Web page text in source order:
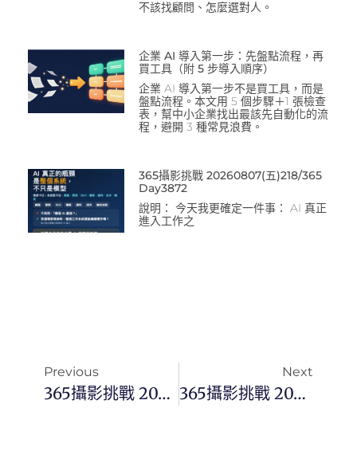
不該找顧問、怎麼選對人。
企業 AI 導入第一步：先盤點流程，再
買工具（附 5 步導入順序）
企業 AI 導入第一步不是買工具，而是
盤點流程。本文用 5 個步驟＋1 張檢查
表，幫中小企業找出最該先自動化的流
程，避開 3 種常見浪費。
365攝影挑戰 20260807(五)218/365
Day3872
說明： 今天我更確定一件事： AI 真正
進入工作之
Previous
365攝影挑戰 20250708(二)189/365 Day3458
Next
365攝影挑戰 20250711(五)192/365 Day3461